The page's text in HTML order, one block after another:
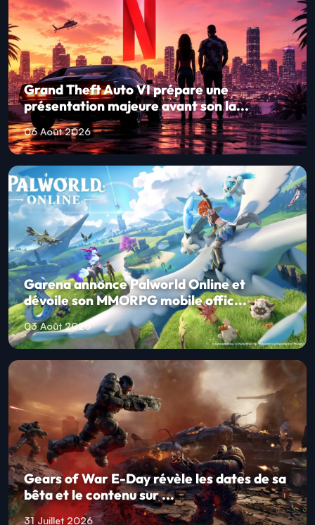
Grand Theft Auto VI prépare une
présentation majeure avant son la...
06 Août 2026
Garena annonce Palworld Online et
dévoile son MMORPG mobile offic...
03 Août 2026
Gears of War E-Day révèle les dates de sa
bêta et le contenu sur ...
31 Juillet 2026